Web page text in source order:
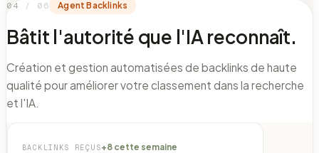
0 4 / 06 Agent Backlinks
Bâtit l'autorité que l'IA reconnaît.
Création et gestion automatisées de backlinks de haute
qualité pour améliorer votre classement dans la recherche
et l'IA.
BACKLINKS REÇUS+8 cette semaine